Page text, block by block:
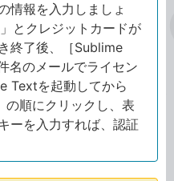
情報を入力しましょ
とクレジットカードが
終了後、［Sublime
名のメールでライセン
Textを起動してから
の順にクリックし、表
ーを入力すれば、認証